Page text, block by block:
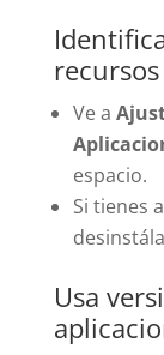
Ve a
espacio.
Si tienes
Usa